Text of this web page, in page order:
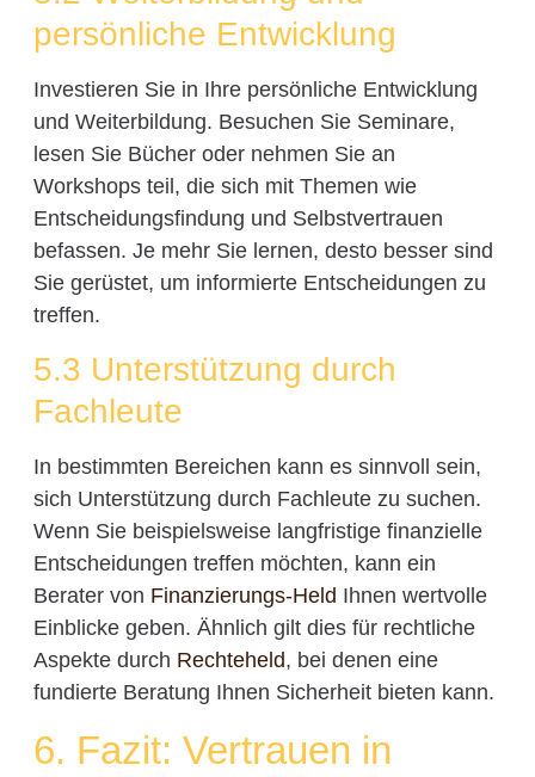
persönliche Entwicklung
Investieren Sie in Ihre persönliche Entwicklung
und Weiterbildung. Besuchen Sie Seminare,
lesen Sie Bücher oder nehmen Sie an
Workshops teil, die sich mit Themen wie
Entscheidungsfindung und Selbstvertrauen
befassen. Je mehr Sie lernen, desto besser sind
Sie gerüstet, um informierte Entscheidungen zu
treffen.
5.3 Unterstützung durch
Fachleute
In bestimmten Bereichen kann es sinnvoll sein,
sich Unterstützung durch Fachleute zu suchen.
Wenn Sie beispielsweise langfristige finanzielle
Entscheidungen treffen möchten, kann ein
Berater von Finanzierungs-Held Ihnen wertvolle
Einblicke geben. Ähnlich gilt dies für rechtliche
Aspekte durch Rechteheld, bei denen eine
fundierte Beratung Ihnen Sicherheit bieten kann.
6. Fazit: Vertrauen in